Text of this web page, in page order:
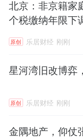
北京：非京籍家
个税缴纳年限下
原创 乐居财经 刚刚
星河湾旧改博弈
原创 乐居财经 刚刚
金隅地产，仰仗